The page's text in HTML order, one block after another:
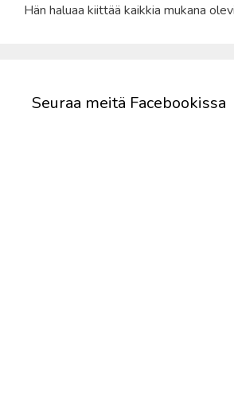
Hän haluaa kiittää kaikkia mukana
Seuraa meitä Facebookissa